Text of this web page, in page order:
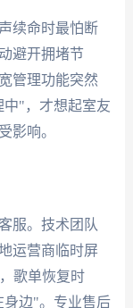
续命时最怕断
避开拥堵节
管理功能突然
"，才想起室友
影响。
服。技术团队
运营商临时屏
歌单恢复时
身边"。专业售后